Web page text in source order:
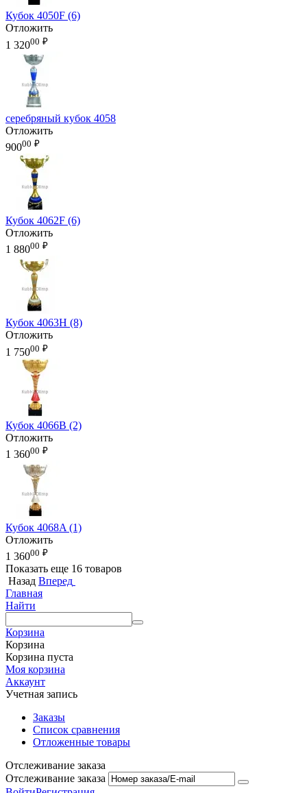
Кубок 4050F (6)
Отложить
1 32000 ₽
серебряный кубок 4058
Отложить
90000 ₽
Кубок 4062F (6)
Отложить
1 88000 ₽
Кубок 4063H (8)
Отложить
1 75000 ₽
Кубок 4066B (2)
Отложить
1 36000 ₽
Кубок 4068A (1)
Отложить
1 36000 ₽
Показать еще 16 товаров
Назад Вперед
Главная
Найти
Корзина
Корзина
Корзина пуста
Моя корзина
Аккаунт
Учетная запись
Заказы
Список сравнения
Отложенные товары
Отслеживание заказа
Отслеживание заказа